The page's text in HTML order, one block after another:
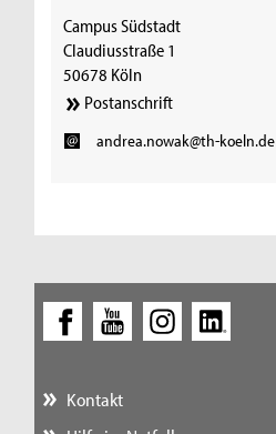
Campus Südstadt
Claudiusstraße 1
50678 Köln
Postanschrift
andrea.nowak@th-koeln.de
Kontakt